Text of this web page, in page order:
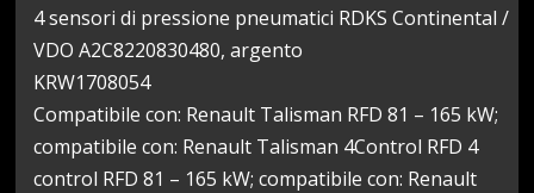
4 sensori di pressione pneumatici RDKS Continental /
VDO A2C8220830480, argento
KRW1708054
Compatibile con: Renault Talisman RFD 81 – 165 kW;
compatibile con: Renault Talisman 4Control RFD 4
control RFD 81 – 165 kW; compatibile con: Renault